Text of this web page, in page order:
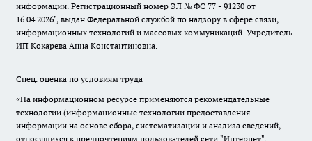
информации. Регистрационный номер ЭЛ № ФС 77 - 91230 от
16.04.2026", выдан Федеральной службой по надзору в сфере связи,
информационных технологий и массовых коммуникаций. Учредитель
ИП Кокарева Анна Константиновна.
Спец. оценка по условиям труда
«На информационном ресурсе применяются рекомендательные
технологии (информационные технологии предоставления
информации на основе сбора, систематизации и анализа сведений,
относящихся к предпочтениям пользователей сети "Интернет",